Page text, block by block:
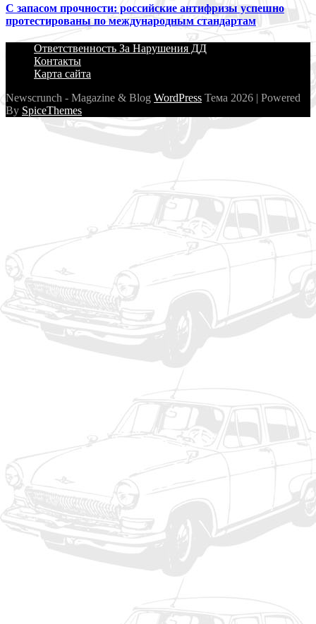
С запасом прочности: российские антифризы успешно
протестированы по международным стандартам
Ответственность За Нарушения ДД
Контакты
Карта сайта
Newscrunch - Magazine & Blog WordPress Тема 2026 | Powered
By SpiceThemes